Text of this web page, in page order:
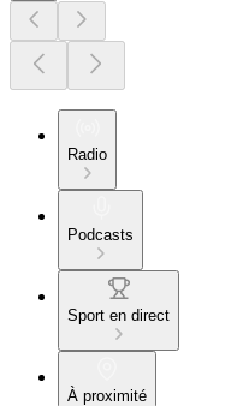
Radio
Podcasts
Sport en direct
À proximité